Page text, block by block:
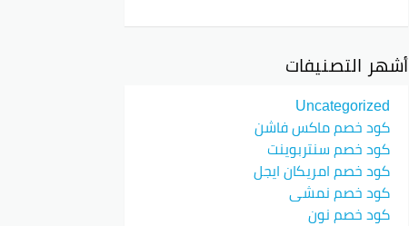
أشهر التصنيفات
Uncategorized
كود خصم ماكس فاشن
كود خصم سنتربوينت
كود خصم امريكان ايجل
كود خصم نمشي
كود خصم نون